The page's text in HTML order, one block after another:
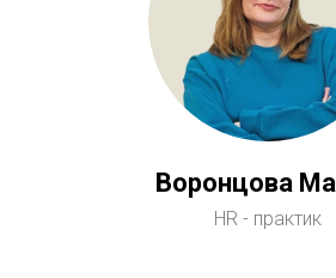
Воронцова
HR - практик